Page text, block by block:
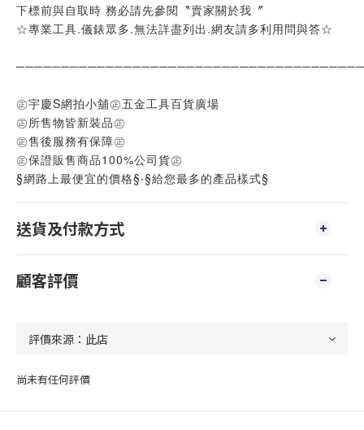
下標前與自取時 務必請先參閱〝賣家關於我〞
☆專業工具.儀錶眾多.無法詳盡列出.網友請多利用問與答☆
㊣宇慶S網拍小舖㊣五金工具百貨廣場
㊣所售物皆新裝品㊣
㊣售後服務有保障㊣
㊣保證販售商品100%公司貨㊣
§網路上最便宜的價格§‧§給您最多的產品樣式§
送貨及付款方式
顧客評價
尚未有任何評價